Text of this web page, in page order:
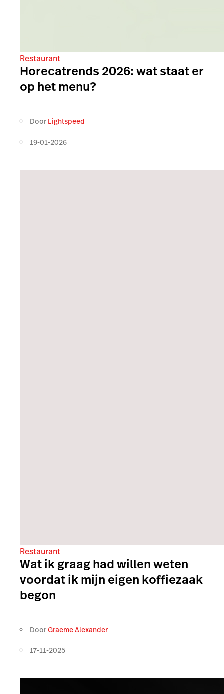
Restaurant
Horecatrends 2026: wat staat er
op het menu?
Door Lightspeed
19-01-2026
Restaurant
Wat ik graag had willen weten
voordat ik mijn eigen koffiezaak
begon
DoorGraeme Alexander
17-11-2025